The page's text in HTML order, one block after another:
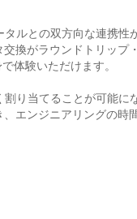
ルとの双方向な連携性
換がラウンドトリップ
体験いただけます。
り当てることが可能に
エンジニアリングの時